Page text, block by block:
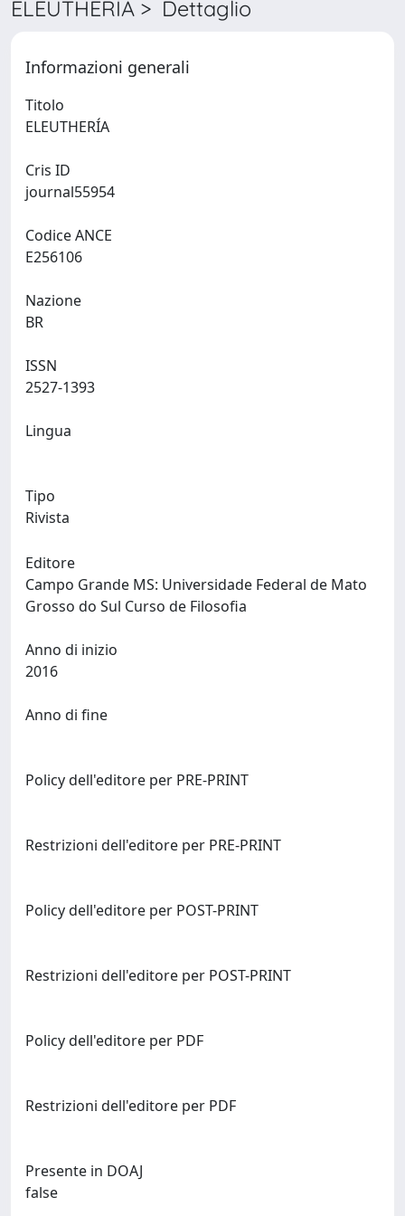
ELEUTHERÍA > Dettaglio
Informazioni generali
Titolo
Cris ID
Codice ANCE
Nazione
ISSN
Lingua
Tipo
Rivista
Editore
Campo Grande MS: Universidade Federal de Mato
Anno di inizio
Anno di fine
Policy dell'editore per PRE-PRINT
Restrizioni dell'editore per PRE-PRINT
Policy dell'editore per POST-PRINT
Restrizioni dell'editore per POST-PRINT
Policy dell'editore per PDF
Restrizioni dell'editore per PDF
Presente in DOAJ